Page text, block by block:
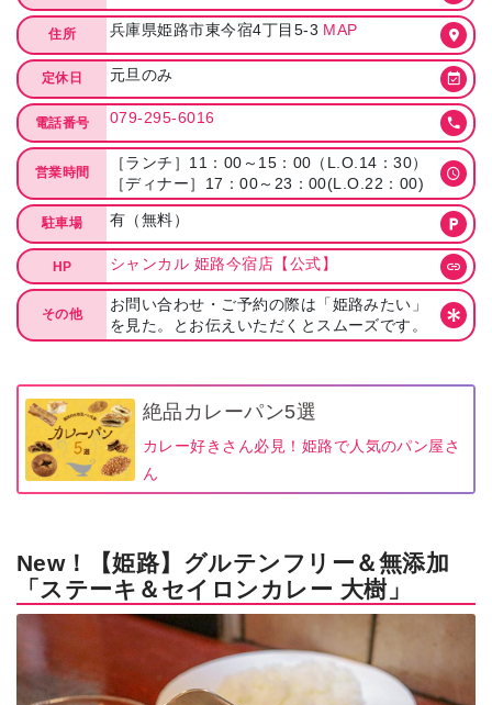
住所 兵庫県姫路市東今宿4丁目5-3 MAP
定休日 元旦のみ
電話番号 079-295-6016
営業時間
［ランチ］11：00～15：00（L.O.14：30）
［ディナー］17：00～23：00(L.O.22：00)
駐車場 有（無料）
HP シャンカル 姫路今宿店【公式】
その他
お問い合わせ・ご予約の際は「姫路みたい」
を見た。とお伝えいただくとスムーズです。
絶品カレーパン5選
カレー好きさん必見！姫路で人気のパン屋さ
ん
New！【姫路】グルテンフリー＆無添加
「ステーキ＆セイロンカレー 大樹」